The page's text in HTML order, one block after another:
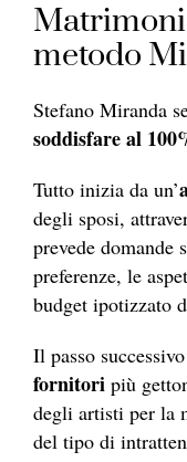
metodo
Stefano Miranda
soddisfare al
Tutto inizia da un’
degli sposi,
prevede domande
preferenze, le
budget ipotizzato
Il passo
fornitori più
degli artisti per la
del tipo di